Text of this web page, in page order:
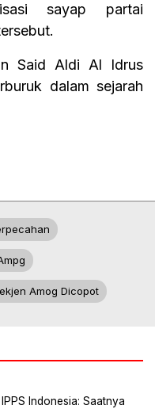
sayap partai
Said Aldi Al Idrus
dalam sejarah
Amog Dicopot
Indonesia: Saatnya